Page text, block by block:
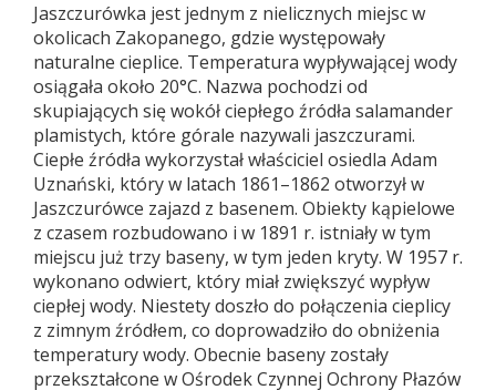
Jaszczurówka jest jednym z nielicznych miejsc w
okolicach Zakopanego, gdzie występowały
naturalne cieplice. Temperatura wypływającej wody
osiągała około 20°C. Nazwa pochodzi od
skupiających się wokół ciepłego źródła salamander
plamistych, które górale nazywali jaszczurami.
Ciepłe źródła wykorzystał właściciel osiedla Adam
Uznański, który w latach 1861–1862 otworzył w
Jaszczurówce zajazd z basenem. Obiekty kąpielowe
z czasem rozbudowano i w 1891 r. istniały w tym
miejscu już trzy baseny, w tym jeden kryty. W 1957 r.
wykonano odwiert, który miał zwiększyć wypływ
ciepłej wody. Niestety doszło do połączenia cieplicy
z zimnym źródłem, co doprowadziło do obniżenia
temperatury wody. Obecnie baseny zostały
przekształcone w Ośrodek Czynnej Ochrony Płazów